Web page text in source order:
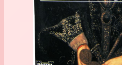
g
–
M
a